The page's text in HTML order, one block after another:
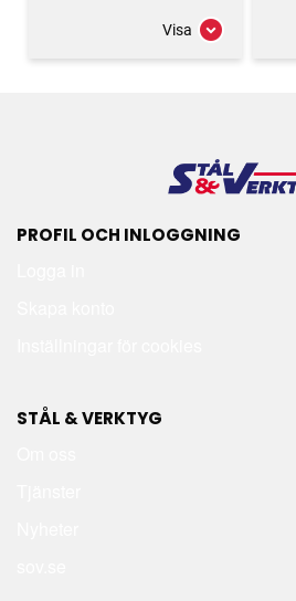
Visa
PROFIL OCH INLOGGNING
STÅL & VERKTYG